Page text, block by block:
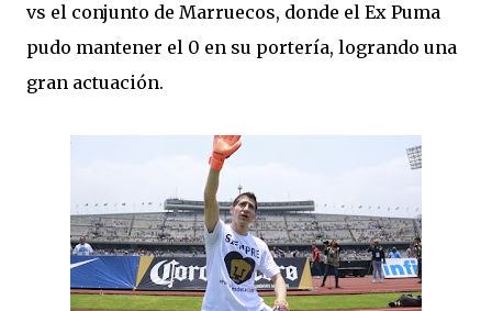
vs el conjunto de Marruecos, donde el Ex Puma
pudo mantener el 0 en su portería, logrando una
gran actuación.